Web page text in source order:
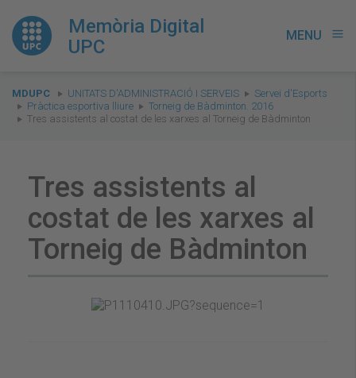
Memòria Digital
UPC
MENU menu
You
are
here:
MDUPC UNITATS D'ADMINISTRACIÓ I SERVEIS
Servei d'Esports
Pràctica esportiva lliure
Torneig de Bàdminton. 2016
Tres assistents al costat de les xarxes al Torneig de Bàdminton
Tres assistents al
costat de les xarxes al
Torneig de Bàdminton